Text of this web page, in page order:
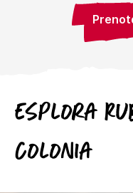
Esplora
Colonia